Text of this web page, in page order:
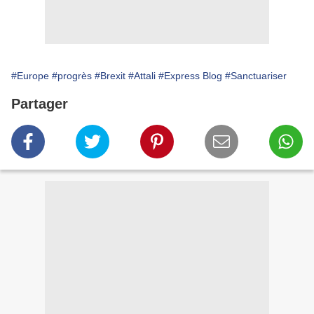
#Europe #progrès #Brexit #Attali #Express Blog #Sanctuariser
Partager